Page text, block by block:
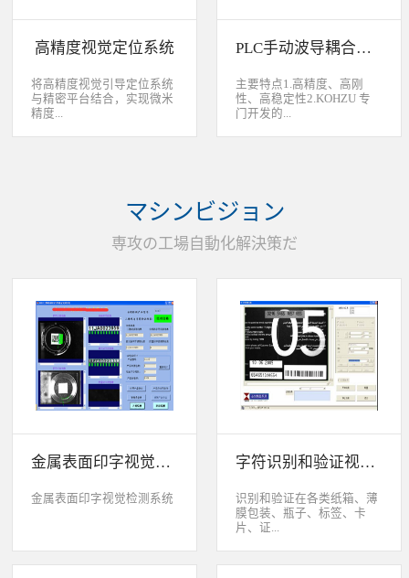
系统还能在处理或组装产品
量，识别。视觉向导机器人
度固定设备；2、无需工具
转换即能处理多种类型的工
件；3、防止意外的机器人
括：1、自动堆垛和卸垛；
高精度视觉定位系统
将高精度视觉引导定位系统
与精密平台结合，实现微米
精度...
动定位和对准应用等。
PLC手动波导耦合系统
主要特点1.高精度、高刚
性、高稳定性2.KOHZU 专
门开发的...
部分机构本地化生产满足系
统性能同时，也节约成本5.
求制定系统手动调节平台
マシンビジョン
専攻の工場自動化解決策だ
金属表面印字视觉检测系统
金属表面印字视觉检测系统
字符识别和验证视觉检测系统
识别和验证在各类纸箱、薄
膜包装、瓶子、标签、卡
片、证...